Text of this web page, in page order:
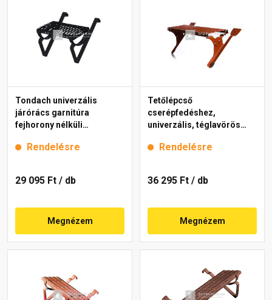
Tondach univerzális
járórács garnitúra
fejhorony nélküli
cmRendelésre
29 095 Ft / db
Megnézem
Tetőlépcső
cserépfedéshez,
univerzális, téglavörös
Rendelésre
36 295 Ft / db
Megnézem